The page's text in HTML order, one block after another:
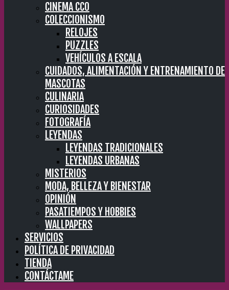
CINEMA CC0
COLECCIONISMO
RELOJES
PUZZLES
VEHÍCULOS A ESCALA
CUIDADOS, ALIMENTACIÓN Y ENTRENAMIENTO DE
MASCOTAS
CULINARIA
CURIOSIDADES
FOTOGRAFÍA
LEYENDAS
LEYENDAS TRADICIONALES
LEYENDAS URBANAS
MISTERIOS
MODA, BELLEZA Y BIENESTAR
OPINIÓN
PASATIEMPOS Y HOBBIES
WALLPAPERS
SERVICIOS
POLÍTICA DE PRIVACIDAD
TIENDA
CONTÁCTAME